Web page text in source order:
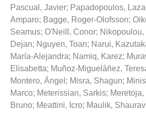
Pascual, Javier; Papadopoulos,
Amparo; Bagge, Roger-Olofsson;
Seamus; O'Neill, Conor;
Dejan; Nguyen, Toan; Narui,
María-Alejandra; Namiq, Karez;
Elisabetta; Muñoz-Migueláñez,
Montero, Ángel ; Misra, Shagun;
Marco; Meterissian, Sarkis;
Bruno; Meattini, Icro; Maulik, Shaurav